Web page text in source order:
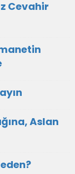
Cevahir
Aslan